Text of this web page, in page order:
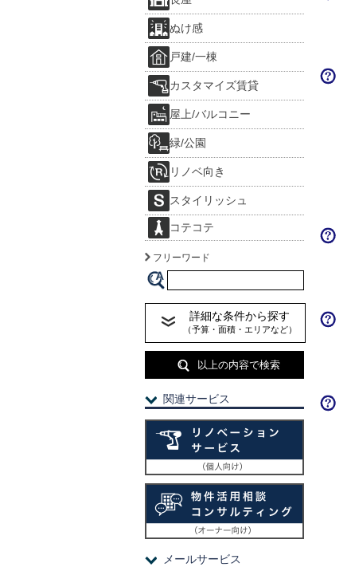
ぬけ感
戸建/一棟
カスタマイズ賃貸
屋上/バルコニー
緑/公園
リノベ向き
スタイリッシュ
コテコテ
フリーワード
詳細な条件から探す
（予算・面積・エリアなど）
以上の内容で検索
関連サービス
メールサービス